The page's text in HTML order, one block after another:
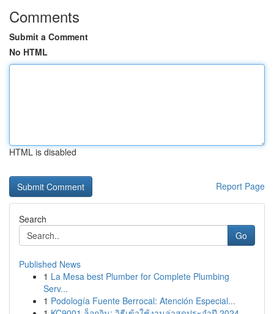
Comments
Submit a Comment
No HTML
HTML is disabled
Report Page
Search
Go
Published News
1 La Mesa best Plumber for Complete Plumbing
Serv...
1 Podología Fuente Berrocal: Atención Especial...